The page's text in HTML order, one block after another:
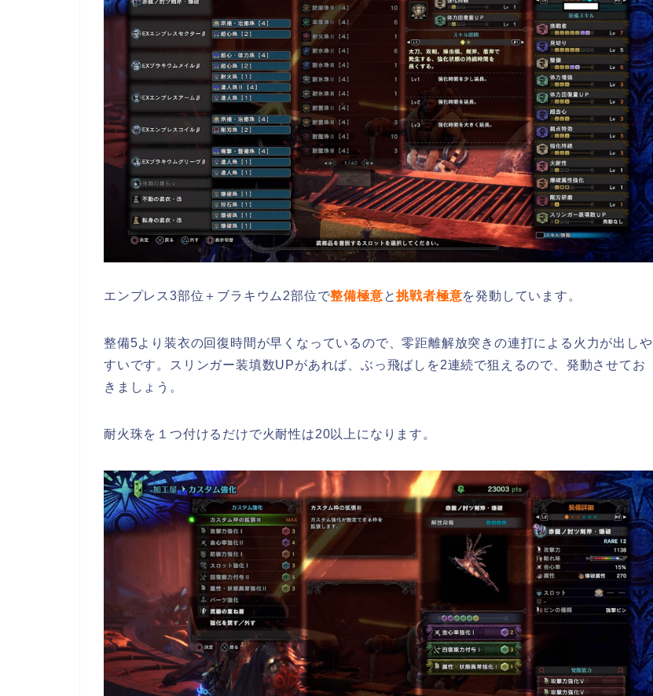
エンプレス3部位＋ブラキウム2部位で整備極意と挑戦者極意を発動しています。
整備5より装衣の回復時間が早くなっているので、零距離解放突きの連打による火力が出しや
すいです。スリンガー装填数UPがあれば、ぶっ飛ばしを2連続で狙えるので、発動させてお
きましょう。
耐火珠を１つ付けるだけで火耐性は20以上になります。